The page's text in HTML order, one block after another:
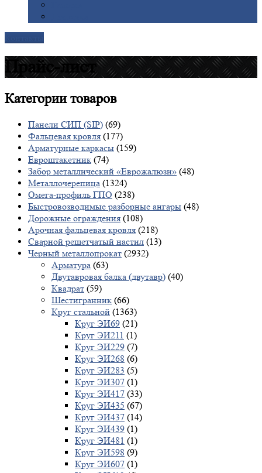
Прайс-лист
Категориитоваров
Панели СИП (SIP) (69)
Фальцевая кровля (177)
Арматурные каркасы (159)
Евроштакетник (74)
Забор металлический «Еврожалюзи» (48)
Металлочерепица (1324)
Омега-профиль ГПО (238)
Быстровозводимые разборные ангары (48)
Дорожные ограждения (108)
Арочная фальцевая кровля (218)
Сварной решетчатый настил (13)
Черный металлопрокат (2932)
Арматура (63)
Двутавровая балка (двутавр) (40)
Квадрат (59)
Шестигранник (66)
Круг стальной (1363)
Круг ЭИ69 (21)
Круг ЭИ211 (1)
Круг ЭИ229 (7)
Круг ЭИ268 (6)
Круг ЭИ283 (5)
Круг ЭИ307 (1)
Круг ЭИ417 (33)
Круг ЭИ435 (67)
Круг ЭИ437 (14)
Круг ЭИ439 (1)
Круг ЭИ481 (1)
Круг ЭИ598 (9)
Круг ЭИ607 (1)